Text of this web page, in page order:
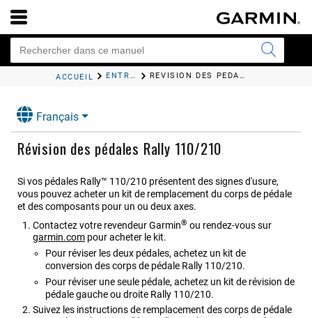
ACCUEIL ENTRETIEN ET MAINTENANCE RÉVISION DES PÉDALES
Français
Révision des pédales Rally 110/210
Si vos pédales Rally™ 110/210 présentent des signes d'usure,
vous pouvez acheter un kit de remplacement du corps de pédale
et des composants pour un ou deux axes.
Contactez votre revendeur Garmin® ou rendez-vous sur
garmin.com pour acheter le kit.
Pour réviser les deux pédales, achetez un kit de
conversion des corps de pédale Rally 110/210.
Pour réviser une seule pédale, achetez un kit de révision de
pédale gauche ou droite Rally 110/210.
Suivez les instructions de remplacement des corps de pédale